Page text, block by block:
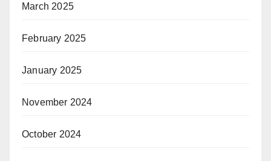
March 2025
February 2025
January 2025
November 2024
October 2024